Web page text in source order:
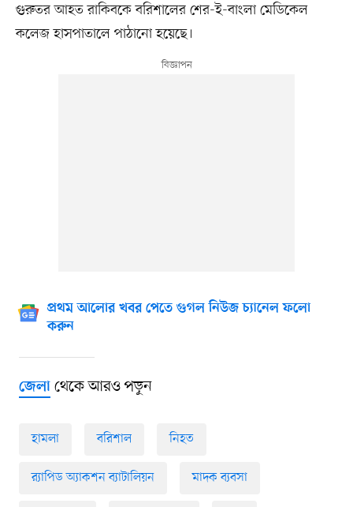
গুরুতর আহত রাকিবকে বরিশালের শের-ই-বাংলা মেডিকেল
কলেজ হাসপাতালে পাঠানো হয়েছে।
প্রথম আলোর খবর পেতে গুগল নিউজ চ্যানেল ফলো
করুন
জেলাথেকে আরও পড়ুন
হামলা বরিশাল নিহত
র‌্যাপিড অ্যাকশন ব্যাটালিয়ন মাদক ব্যবসা